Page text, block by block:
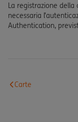
La registrazione
necessaria
Authentication,
Carte